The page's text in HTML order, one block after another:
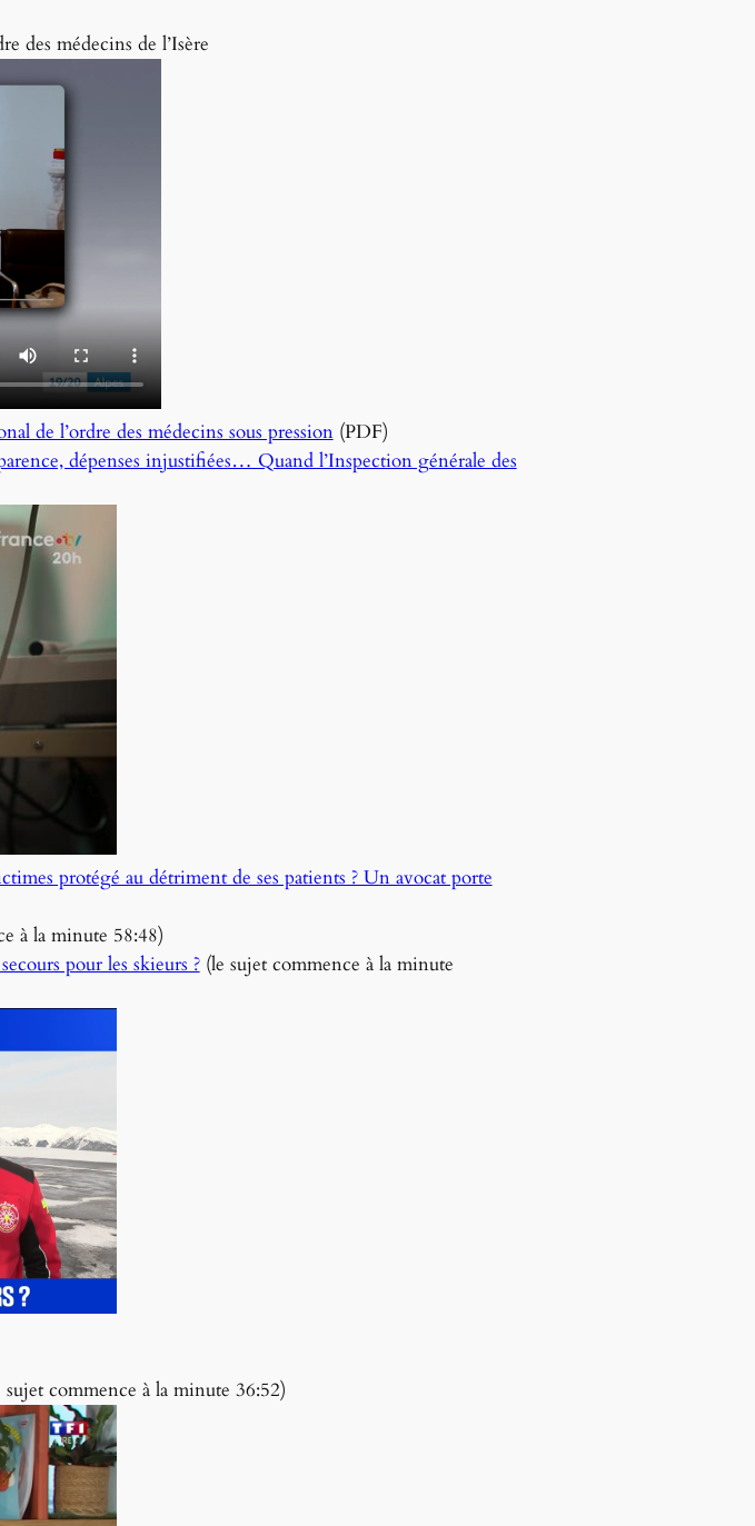
des médecins de l’Isère
de l’ordre des médecins sous pression(PDF)
dépenses injustifiées… Quand l’Inspection générale des
protégé au détriment de ses patients ? Un avocat porte
à la minute 58:48)
pour les skieurs ?(le sujet commence à la minute
sujet commence à la minute 36:52)